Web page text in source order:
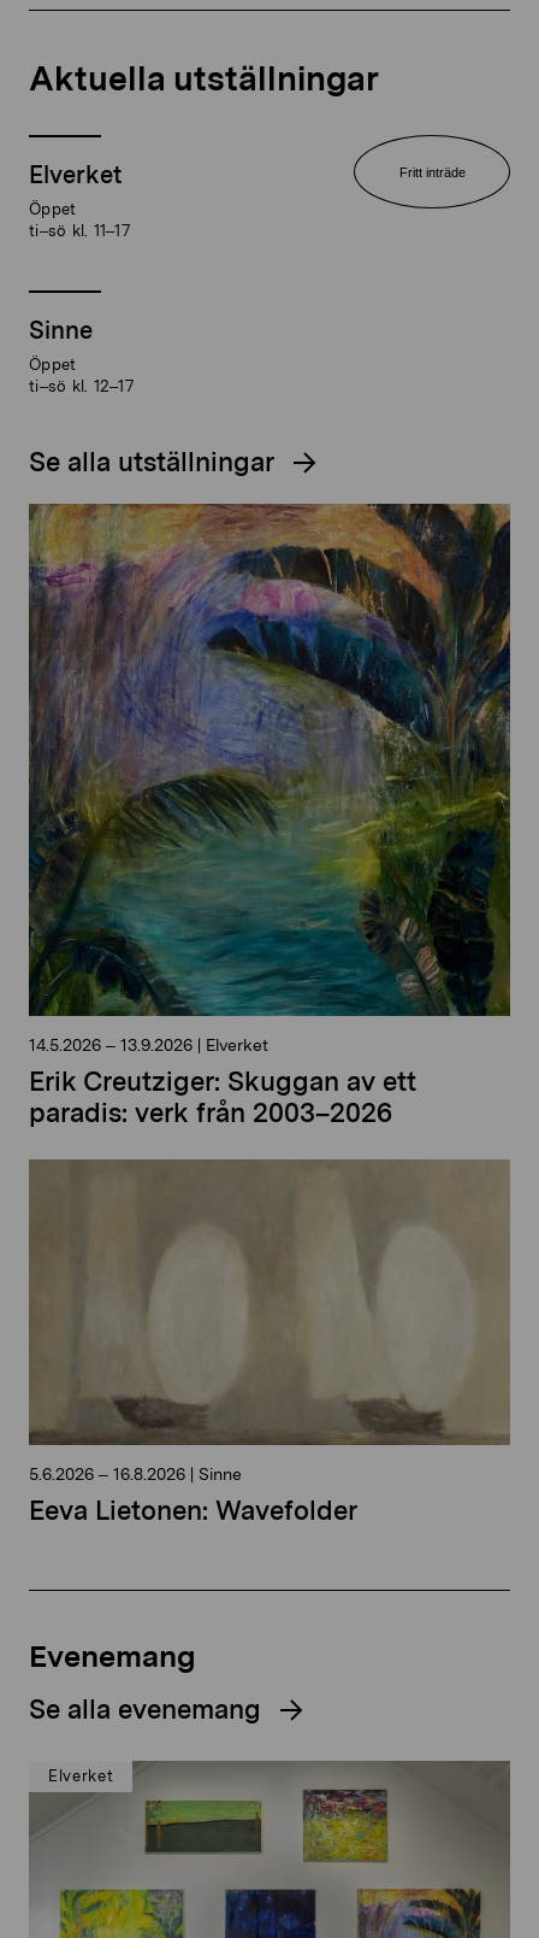
Aktuella utställningar
Fritt inträde
Elverket
Öppet
ti–sö kl. 11–17
Sinne
Öppet
ti–sö kl. 12–17
Se alla utställningar
14.5.2026 – 13.9.2026 | Elverket
Erik Creutziger: Skuggan av ett
paradis: verk från 2003–2026
5.6.2026 – 16.8.2026 | Sinne
Eeva Lietonen: Wavefolder
Evenemang
Se alla evenemang
Elverket